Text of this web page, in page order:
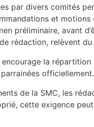
par divers comités
et motions
préliminaire, avant
rédaction, relèvent
la
officiellement.
de la SMC, les
cette exigence